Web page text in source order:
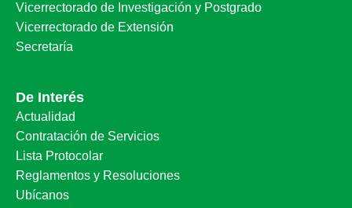
Vicerrectorado de Investigación y Postgrado
Vicerrectorado de Extensión
Secretaría
De Interés
Actualidad
Contratación de Servicios
Lista Protocolar
Reglamentos y Resoluciones
Ubícanos